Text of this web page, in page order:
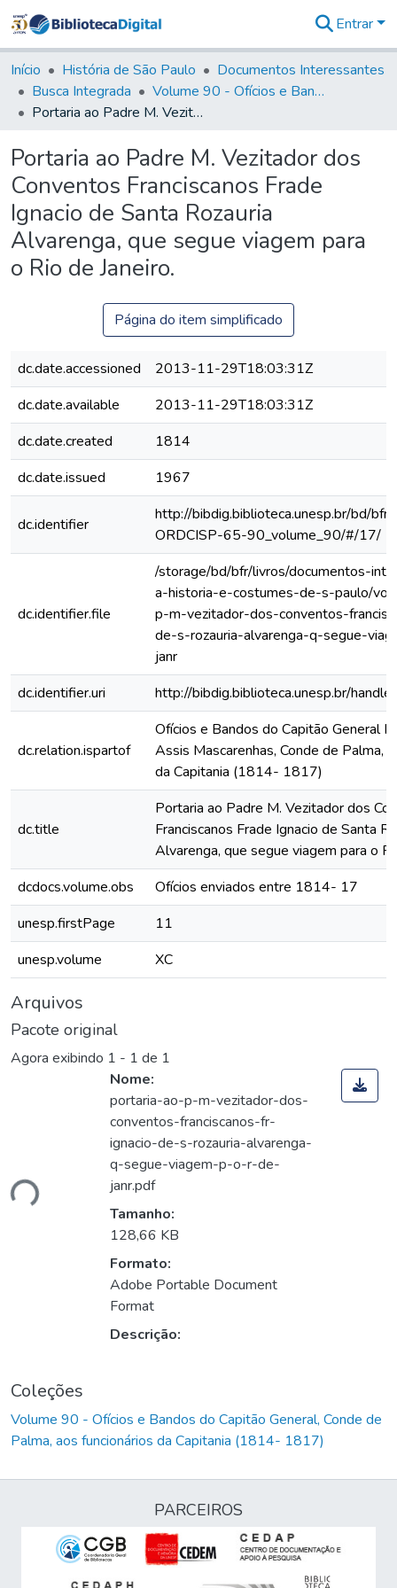
&
Coleções
Tudo na
Biblioteca
Estatísticas
Entrar
Início História de São Paulo
Documentos Interessantes
Busca Integrada
Volume 90 - Ofícios e Bandos do Capitão General, Conde de Palma, aos funcionários da Capitania (1814- 1817)
Portaria ao Padre M. Vezitador dos Conventos Franciscanos Frade Ignacio de Santa Rozauria Alvarenga, que segue viagem para o Rio de Janeiro.
Portaria ao Padre M. Vezitador dos
Conventos Franciscanos Frade
Ignacio de Santa Rozauria
Alvarenga, que segue viagem para
o Rio de Janeiro.
Página do item simplificado
dc.date.accessioned
2013-11-29T18:03:31Z
dc.date.available
2013-11-29T18:03:31Z
dc.date.created
1814
dc.date.issued
1967
dc.identifier
http://bibdig.biblioteca.unesp.br/bd/
ORDCISP-65-90_volume_90/#/17/
dc.identifier.file
/storage/bd/bfr/livros/documentos-
a-historia-e-costumes-de-s-paulo/
p-m-vezitador-dos-conventos-
de-s-rozauria-alvarenga-q-segue-
janr
dc.identifier.uri
http://bibdig.biblioteca.unesp.br/
dc.relation.ispartof
Ofícios e Bandos do Capitão General
Assis Mascarenhas, Conde de Palma,
da Capitania (1814- 1817)
dc.title
Portaria ao Padre M. Vezitador dos
Franciscanos Frade Ignacio de Santa
Alvarenga, que segue viagem para o
dcdocs.volume.obs
Ofícios enviados entre 1814- 17
unesp.firstPage
11
unesp.volume
XC
Arquivos
Pacote original
Agora exibindo 1 - 1 de 1
Nome:
portaria-ao-p-m-vezitador-dos-
conventos-franciscanos-fr-
ignacio-de-s-rozauria-alvarenga-
q-segue-viagem-p-o-r-de-
janr.pdf
Tamanho:
128,66 KB
Formato:
Adobe Portable Document
Format
Descrição:
Coleções
Volume 90 - Ofícios e Bandos do Capitão General, Conde de
Palma, aos funcionários da Capitania (1814- 1817)
PARCEIROS